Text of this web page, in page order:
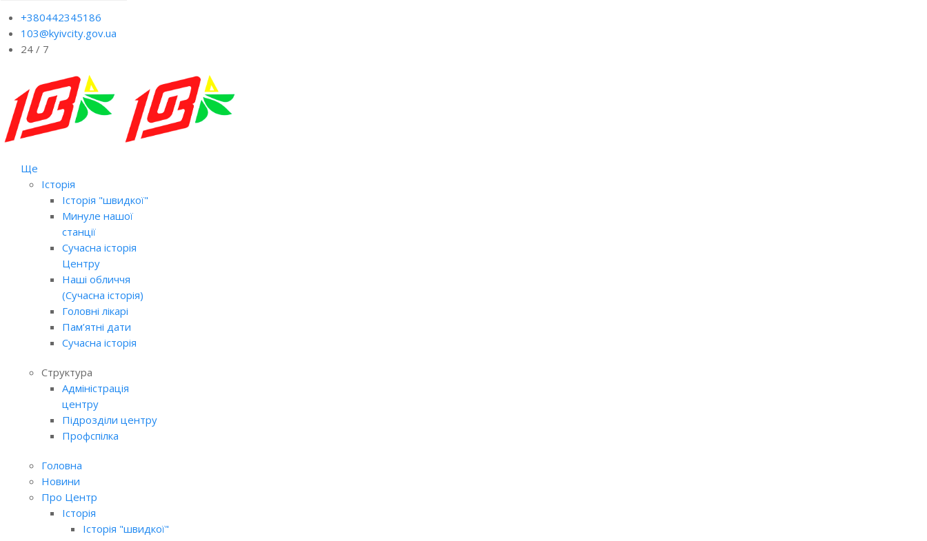
+380442345186
103@kyivcity.gov.ua
24 / 7
Ще
Історія
Історія "швидкої"
Минуле нашої
станції
Сучасна історія
Центру
Наші обличчя
(Сучасна історія)
Головні лікарі
Пам’ятні дати
Сучасна історія
Структура
Адміністрація
центру
Підрозділи центру
Профспілка
Головна
Новини
Про Центр
Історія
Історія "швидкої"